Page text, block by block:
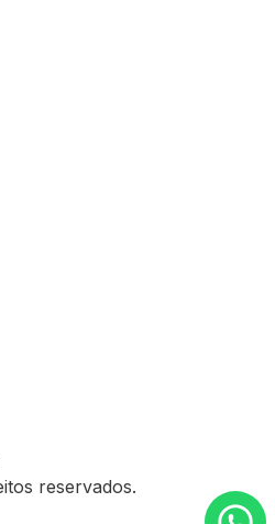
reservados.